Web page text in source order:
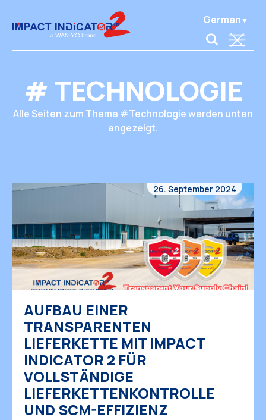
German
# TECHNOLOGIE
Alle Seiten zum Thema #Technologie werden unten
angezeigt.
26. September 2024
AUFBAU EINER
TRANSPARENTEN
LIEFERKETTE MIT IMPACT
INDICATOR 2 FÜR
VOLLSTÄNDIGE
LIEFERKETTENKONTROLLE
UND SCM-EFFIZIENZ